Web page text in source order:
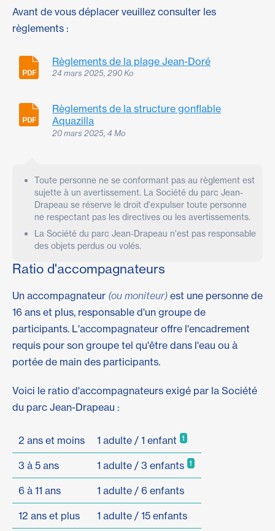
Avant de vous déplacer veuillez consulter les
règlements :
Règlements de la plage Jean-Doré
24 mars 2025, 290 Ko
Règlements de la structure gonflable
Aquazilla
20 mars 2025, 4 Mo
Toute personne ne se conformant pas au règlement est
sujette à un avertissement. La Société du parc Jean-
Drapeau se réserve le droit d'expulser toute personne
ne respectant pas les directives ou les avertissements.
La Société du parc Jean-Drapeau n'est pas responsable
des objets perdus ou volés.
Ratio d'accompagnateurs
Un accompagnateur (ou moniteur) est une personne de
16 ans et plus, responsable d'un groupe de
participants. L'accompagnateur offre l'encadrement
requis pour son groupe tel qu'être dans l'eau ou à
portée de main des participants.
Voici le ratio d'accompagnateurs exigé par la Société
du parc Jean-Drapeau :
2 ans et moins 1 adulte / 1 enfant 1
3 à 5 ans 1 adulte / 3 enfants 1
6 à 11 ans 1 adulte / 6 enfants
12 ans et plus 1 adulte / 15 enfants